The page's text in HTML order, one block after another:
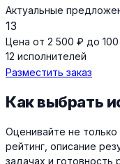
Актуальные
13
Цена от 2 500 ₽ до
12 исполнителей
Разместить заказ
Как выбрать
Оценивайте не
рейтинг, описание
задачах и готовность